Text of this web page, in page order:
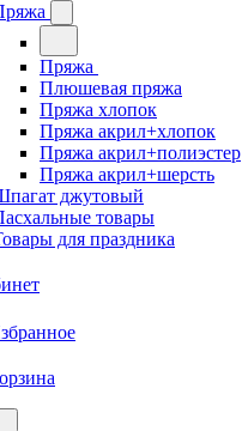
Пряжа
Плюшевая пряжа
Пряжа хлопок
Пряжа акрил+хлопок
Пряжа акрил+полиэстер
Пряжа акрил+шерсть
джутовый
товары
для праздника